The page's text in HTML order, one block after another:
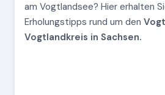
am Vogtlandsee? Hier erhalten
Erholungstipps rund um den
Vogtlandkreis in Sachsen.